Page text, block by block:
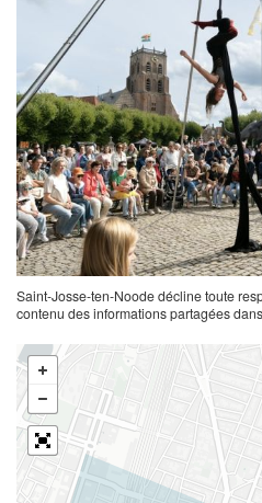
Saint-Josse-ten-Noode décline toute
contenu des informations partagées